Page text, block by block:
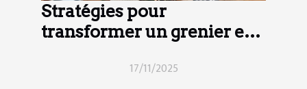
Stratégies pour
transformer un grenier en
17/11/2025